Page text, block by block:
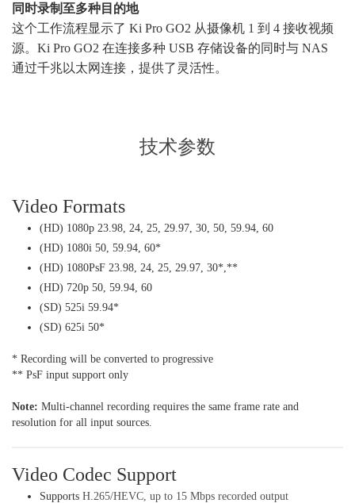
同时录制至多种目的地
这个工作流程显示了 Ki Pro GO2 从摄像机 1 到 4 接收视频
源。Ki Pro GO2 在连接多种 USB 存储设备的同时与 NAS
通过千兆以太网连接，提供了灵活性。
技术参数
Video Formats
(HD) 1080p 23.98, 24, 25, 29.97, 30, 50, 59.94, 60
(HD) 1080i 50, 59.94, 60*
(HD) 1080PsF 23.98, 24, 25, 29.97, 30*,**
(HD) 720p 50, 59.94, 60
(SD) 525i 59.94*
(SD) 625i 50*
* Recording will be converted to progressive
** PsF input support only
Note: Multi-channel recording requires the same frame rate and
resolution for all input sources.
Video Codec Support
Supports H.265/HEVC, up to 15 Mbps recorded output